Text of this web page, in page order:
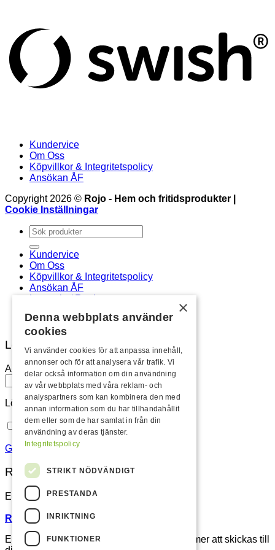
Kundervice
Om Oss
Köpvillkor & Integritetspolicy
Ansökan ÅF
Copyright 2026 © Rojo - Hem och fritidsprodukter |
Cookie Inställningar
Sök
efter:
Kundervice
Om Oss
Köpvillkor & Integritetspolicy
Ansökan ÅF
Logga in / Registrera
Logga in
Användarnamn eller e-postadress
Lösenord*
Kom ihåg mig
Glömt ditt lösenord?
Registrera
E-postadress*
Registrera som återförsäljare istället.
En länk för att ställa in ett nytt lösenord kommer att skickas till
×
Denna webbplats använder
cookies
Vi använder cookies för att anpassa innehåll,
annonser och för att analysera vår trafik. Vi
delar också information om din användning
av vår webbplats med våra reklam- och
analyspartners som kan kombinera den med
annan information som du har tillhandahållit
dem eller som de har samlat in från din
användning av deras tjänster.
Integritetspolicy
STRIKT NÖDVÄNDIGT
PRESTANDA
INRIKTNING
FUNKTIONER